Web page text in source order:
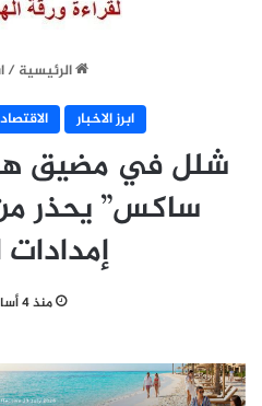
الرئيسية/
ابرز الاخبار
شلل في مضيق
ساكس” يحذر
منذ 4 أسابيع